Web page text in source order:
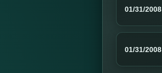
01/31/2008
01/31/2008